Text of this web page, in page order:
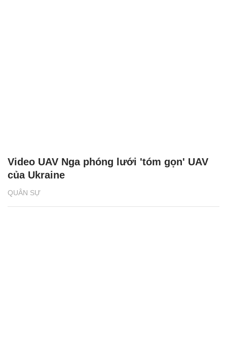
QUÂN SỰ
Video UAV Nga phóng lưới 'tóm gọn' UAV
của Ukraine